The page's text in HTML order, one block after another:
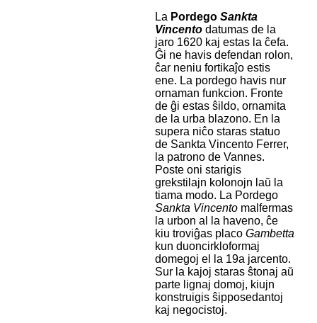
La Pordego Sankta
Vincentodatumas de la
jaro 1620 kaj estas la ĉefa.
Ĝi ne havis defendan rolon,
ĉar neniu fortikaĵo estis
ene. La pordego havis nur
ornaman funkcion. Fronte
de ĝi estas ŝildo, ornamita
de la urba blazono. En la
supera niĉo staras statuo
de Sankta Vincento Ferrer,
la patrono de Vannes.
Poste oni starigis
grekstilajn kolonojn laŭ la
tiama modo. La Pordego
Sankta Vincentomalfermas
la urbon al la haveno, ĉe
kiu troviĝas placo Gambetta
kun duoncirkloformaj
domegoj el la 19a jarcento.
Sur la kajoj staras ŝtonaj aŭ
parte lignaj domoj, kiujn
konstruigis ŝipposedantoj
kaj negocistoj.